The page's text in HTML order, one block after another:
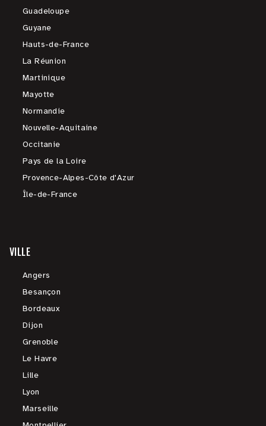
Guadeloupe
Guyane
Hauts-de-France
La Réunion
Martinique
Mayotte
Normandie
Nouvelle-Aquitaine
Occitanie
Pays de la Loire
Provence-Alpes-Côte d'Azur
Île-de-France
VILLE
Angers
Besançon
Bordeaux
Dijon
Grenoble
Le Havre
Lille
Lyon
Marseille